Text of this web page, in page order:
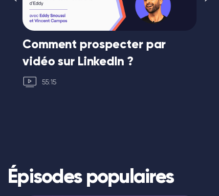
Comment prospecter par
vidéo sur LinkedIn ?
55:15
Épisodes populaires